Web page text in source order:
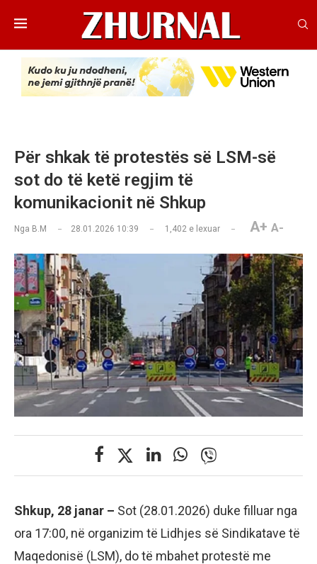
Për shkak të protestës së LSM-së
sot do të ketë regjim të
komunikacionit në Shkup
Nga B.M 28.01.2026 10:39 1,402 e lexuar A+ A-
Shkup, 28 janar – Sot (28.01.2026) duke filluar nga
ora 17:00, në organizim të Lidhjes së Sindikatave të
Maqedonisë (LSM), do të mbahet protestë me